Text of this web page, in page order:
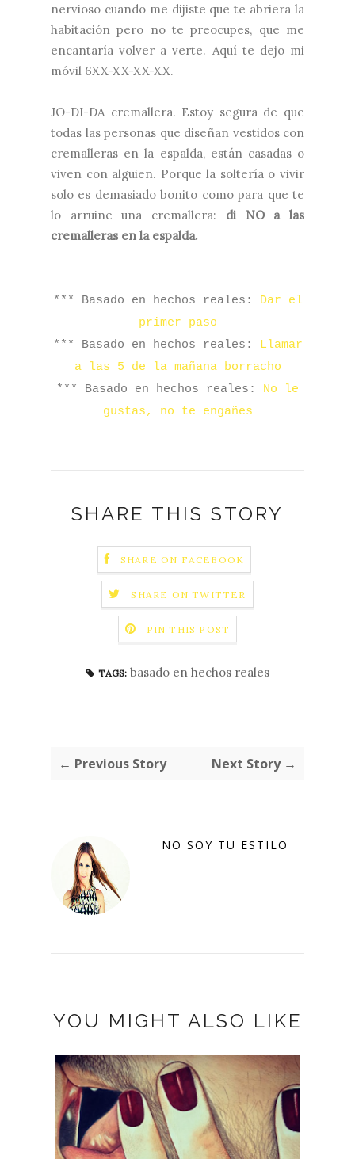
nervioso cuando me dijiste que te abriera la
habitación pero no te preocupes, que me
encantaría volver a verte. Aquí te dejo mi
móvil 6XX-XX-XX-XX.
JO-DI-DA cremallera. Estoy segura de que
todas las personas que diseñan vestidos con
cremalleras en la espalda, están casadas o
viven con alguien. Porque la soltería o vivir
solo es demasiado bonito como para que te
lo arruine una cremallera: di NO a las
cremalleras en la espalda.
*** Basado en hechos reales: Dar el
primer paso
*** Basado en hechos reales: Llamar
a las 5 de la mañana borracho
*** Basado en hechos reales: No le
gustas, no te engañes
SHARE THIS STORY
SHARE ON FACEBOOK
SHARE ON TWITTER
PIN THIS POST
TAGS: basado en hechos reales
← Previous Story Next Story →
NO SOY TU ESTILO
YOU MIGHT ALSO LIKE